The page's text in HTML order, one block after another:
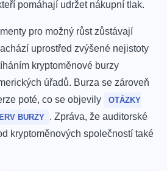
pomáhají udržet nákupní tlak.
pro možný růst zůstávají
uprostřed zvýšené nejistoty
kryptoměnové burzy
úřadů. Burza se zároveň
poté, co se objevily
OTÁZKY
BURZY . Zpráva, že auditorské
kryptoměnových společností také